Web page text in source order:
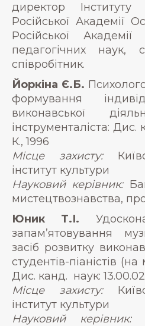
директор Інституту
Російської Академії
Російської
педагогічних наук,
співробітник.
Йоркіна Є.Б.
формування
виконавської
інструменталіста: Дис.
К., 1996
Місце захисту:
інститут культури
Науковий керівник:
мистецтвознавства,
Юник Т.І.
запам’ятовування
засіб розвитку
студентів-піаністів (на
Дис. канд. наук: 13.00.02
Місце захисту:
інститут культури
Науковий керівник: